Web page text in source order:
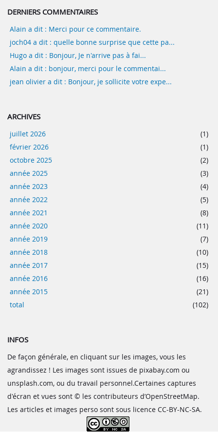
DERNIERS COMMENTAIRES
Alain a dit : Merci pour ce commentaire.
joch04 a dit : quelle bonne surprise que cette pa...
Hugo a dit : Bonjour, Je n'arrive pas à fai...
Alain a dit : bonjour, merci pour le commentai...
jean olivier a dit : Bonjour, je sollicite votre expe...
ARCHIVES
juillet 2026
(1)
février 2026
(1)
octobre 2025
(2)
année 2025
(3)
année 2023
(4)
année 2022
(5)
année 2021
(8)
année 2020
(11)
année 2019
(7)
année 2018
(10)
année 2017
(15)
année 2016
(16)
année 2015
(21)
total
(102)
INFOS
De façon générale, en cliquant sur les images, vous les
agrandissez ! Les images sont issues de pixabay.com ou
unsplash.com, ou du travail personnel.Certaines captures
d'écran et vues sont © les contributeurs d’OpenStreetMap.
Les articles et images perso sont sous licence CC-BY-NC-SA.